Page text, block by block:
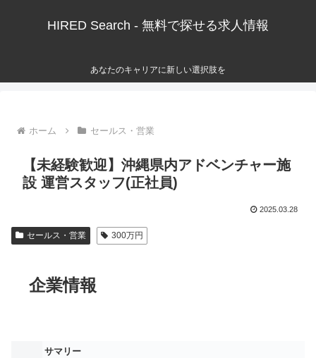
HIRED Search - 無料で探せる求人情報
あなたのキャリアに新しい選択肢を
ホーム セールス・営業
【未経験歓迎】沖縄県内アドベンチャー施
設 運営スタッフ(正社員)
2025.03.28
セールス・営業 300万円
企業情報
サマリー